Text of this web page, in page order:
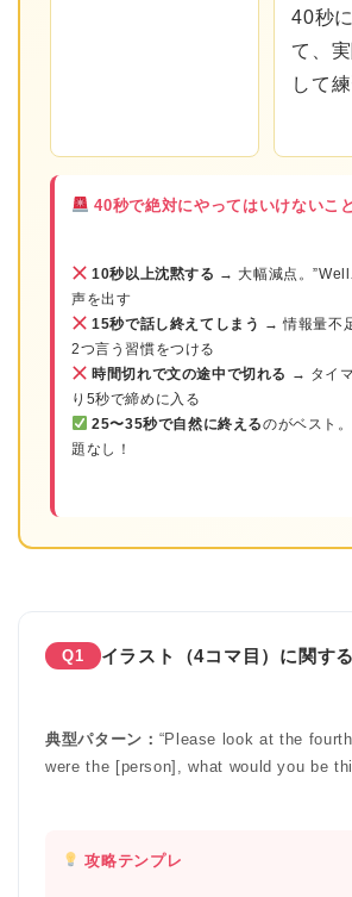
40秒
て、
して
40秒で絶対にやってはいけないこと
10秒以上沈黙する → 大幅減点。
声を出す
15秒で話し終えてしまう → 情報量不
2つ言う習慣をつける
時間切れで文の途中で切れる → タイ
り5秒で締めに入る
25〜35秒で自然に終えるのがベスト
題なし！
Q1 イラスト（4コマ目）に関す
典型パターン： “Please look at the
were the [person], what would you be
攻略テンプレ